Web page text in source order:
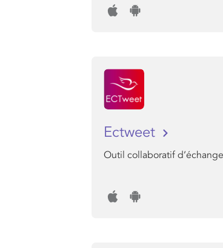
Ectweet
Outil collaboratif